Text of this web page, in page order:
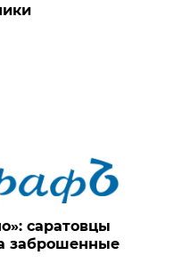
саратовцы
заброшенные